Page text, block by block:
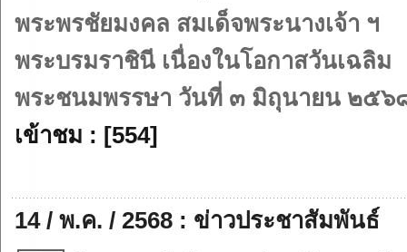
พระพรชัยมงคล สมเด็จพระนางเจ้า ฯ
พระบรมราชินี เนื่องในโอกาสวันเฉลิม
พระชนมพรรษา วันที่ ๓ มิถุนายน ๒๕๖
เข้าชม : [554]
14 / พ.ค. / 2568 : ข่าวประชาสัมพันธ์